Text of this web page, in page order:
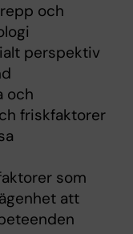
och
perspektiv
och
friskfaktorer
som
att